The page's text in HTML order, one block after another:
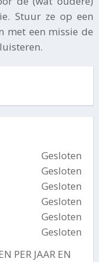
Stuur ze op een
met een missie de
Gesloten
Gesloten
Gesloten
Gesloten
Gesloten
Gesloten
PER JAAR EN